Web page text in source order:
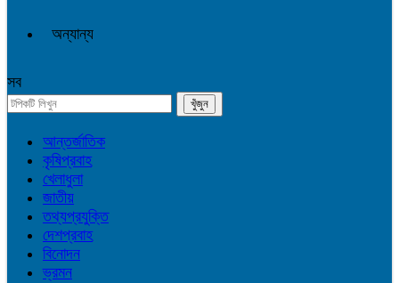
অন্যান্য
সব
আন্তর্জাতিক
কৃষিপ্রবাহ
খেলাধুলা
জাতীয়
তথ্যপ্রযুক্তি
দেশপ্রবাহ
বিনোদন
ভ্রমন